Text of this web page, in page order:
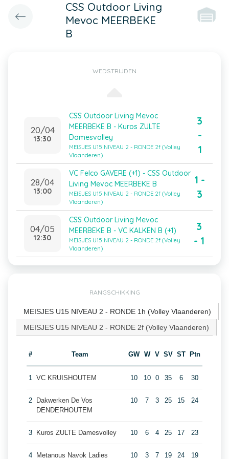
CSS Outdoor Living
Mevoc MEERBEKE
B
WEDSTRIJDEN
20/04
13:30
CSS Outdoor Living Mevoc
MEERBEKE B - Kuros ZULTE
Damesvolley
MEISJES U15 NIVEAU 2 - RONDE 2f (Volley
Vlaanderen)
3
-
1
28/04
13:00
VC Felco GAVERE (+1) - CSS Outdoor
Living Mevoc MEERBEKE B
MEISJES U15 NIVEAU 2 - RONDE 2f (Volley
Vlaanderen)
1 -
3
04/05
12:30
CSS Outdoor Living Mevoc
MEERBEKE B - VC KALKEN B (+1)
MEISJES U15 NIVEAU 2 - RONDE 2f (Volley
Vlaanderen)
3
- 1
RANGSCHIKKING
MEISJES U15 NIVEAU 2 - RONDE 1h (Volley Vlaanderen)
MEISJES U15 NIVEAU 2 - RONDE 2f (Volley Vlaanderen)
# Team GW W V SV ST Ptn
1 VC KRUISHOUTEM 10 10 0 35 6 30
2
Dakwerken De Vos
DENDERHOUTEM
10 7 3 25 15 24
3 Kuros ZULTE Damesvolley 10 6 4 25 17 23
4 Metanous Navok Ladies 10 3 7 19 24 19